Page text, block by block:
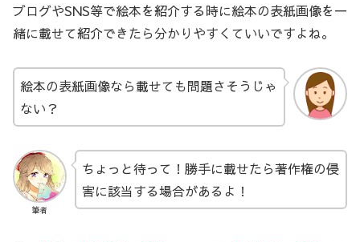
ブログやSNS等で絵本を紹介する時に絵本の表紙画像を一
緒に載せて紹介できたら分かりやすくていいですよね。
絵本の表紙画像なら載せても問題さそうじゃ
ない？
筆者
ちょっと待って！勝手に載せたら著作権の侵
害に該当する場合があるよ！